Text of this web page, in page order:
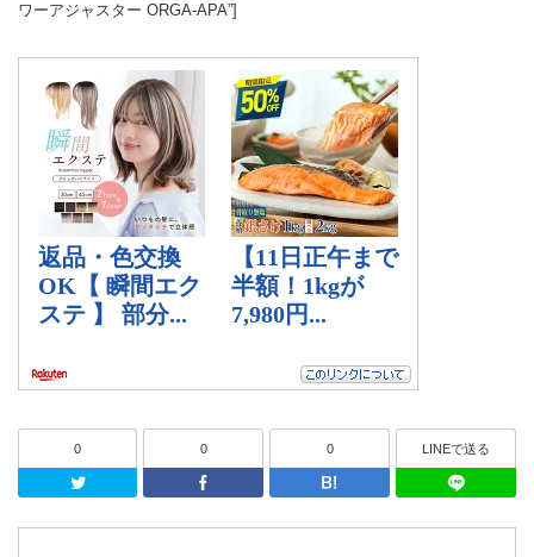
ワーアジャスター ORGA-APA”]
0
Twitter
0
Facebook
0
はてなブッ
LINEで送る